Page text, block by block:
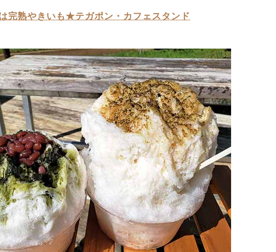
完熟やきいも★テガポン・カフェスタンド